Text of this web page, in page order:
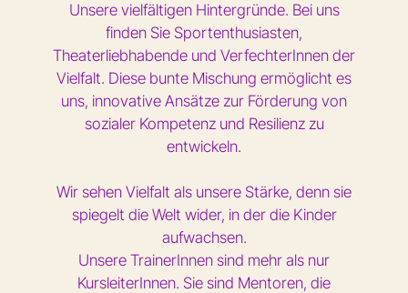
Unsere vielfältigen Hintergründe. Bei uns
finden Sie Sportenthusiasten,
Theaterliebhabende und VerfechterInnen der
Vielfalt. Diese bunte Mischung ermöglicht es
uns, innovative Ansätze zur Förderung von
sozialer Kompetenz und Resilienz zu
entwickeln.
Wir sehen Vielfalt als unsere Stärke, denn sie
spiegelt die Welt wider, in der die Kinder
aufwachsen.
Unsere TrainerInnen sind mehr als nur
KursleiterInnen. Sie sind Mentoren, die